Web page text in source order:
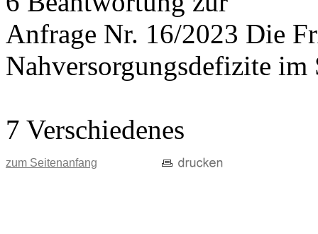
Anfrage Nr. 16/2023 Die
Nahversorgungsdefizite im
7 Verschiedenes
zum Seitenanfang